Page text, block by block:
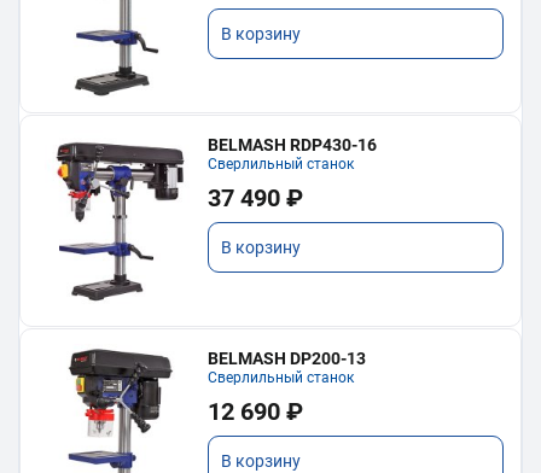
В корзину
BELMASH RDP430-16
Сверлильный станок
37 490 ₽
В корзину
BELMASH DP200-13
Сверлильный станок
12 690 ₽
В корзину